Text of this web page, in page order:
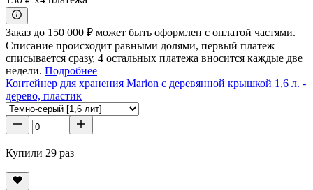
Заказ до 150 000 ₽ может быть оформлен с оплатой частями.
Списание происходит равными долями, первый платеж
списывается сразу, 4 остальных платежа вносится каждые две
недели. Подробнее
Контейнер для хранения Marion с деревянной крышкой 1,6 л. -
дерево, пластик
Купили 29 раз